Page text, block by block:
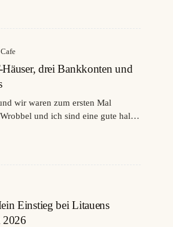
zwei Verlierer (einer davon trifft
drei Aufsteiger.
drei Bankkonten und
wir waren zum ersten Mal
und ich sind eine gute halbe
über das Gelände marschiert,
Einstieg bei Litauens
2026